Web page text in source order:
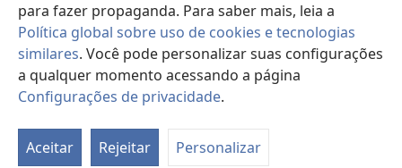
para fazer propaganda. Para saber mais, leia a
Política global sobre uso de cookies e tecnologias
similares. Você pode personalizar suas configurações
a qualquer momento acessando a página
Configurações de privacidade.
Aceitar Rejeitar Personalizar
Copyright© 2026 Watch Tower Bible and Tract Society of Pennsylvania.
TERMOS DE USO | POLÍTICA DE PRIVACIDADE
PRIVACIDADE